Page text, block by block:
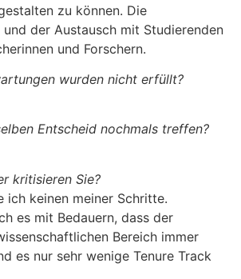
zu können. Die
und der Austausch mit Studierenden
und Forschern.
wurden nicht erfüllt?
Entscheid nochmals treffen?
kritisieren Sie?
ich keinen meiner Schritte.
es mit Bedauern, dass der
Bereich immer
es nur sehr wenige Tenure Track